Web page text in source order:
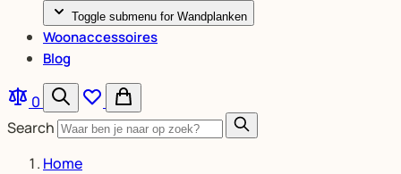
Toggle submenu for Wandplanken
Woonaccessoires
Blog
0
Search
Home